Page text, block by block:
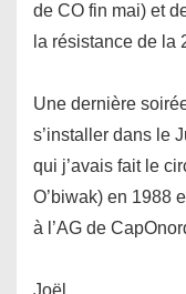
de CO fin mai) et
la résistance de la
Une dernière
s’installer dans le
qui j’avais fait le
O’biwak) en 1988
à l’AG de